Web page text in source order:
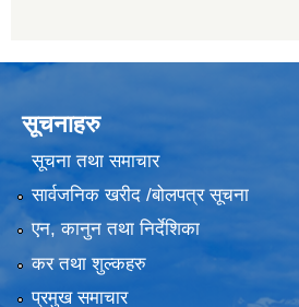
सूचनाहरु
सूचना तथा समाचार
सार्वजनिक खरीद /बोलपत्र सूचना
एन, कानुन तथा निर्देशिका
कर तथा शुल्कहरु
प्रमुख समाचार